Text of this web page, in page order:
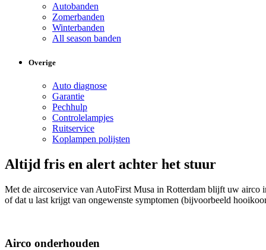
Autobanden
Zomerbanden
Winterbanden
All season banden
Overige
Auto diagnose
Garantie
Pechhulp
Controlelampjes
Ruitservice
Koplampen polijsten
Altijd fris en alert achter het stuur
Met de aircoservice van AutoFirst Musa in Rotterdam blijft uw airco
of dat u last krijgt van ongewenste symptomen (bijvoorbeeld
Airco onderhouden